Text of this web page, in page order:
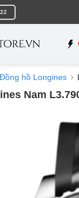
Đồng hồ Longines
Nam